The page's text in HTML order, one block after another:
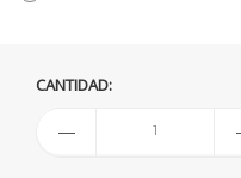
CANTIDAD: